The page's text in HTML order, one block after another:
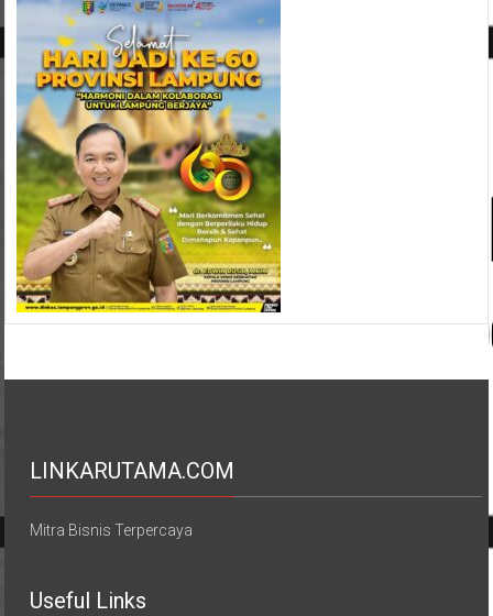
LINKARUTAMA.COM
Mitra Bisnis Terpercaya
Useful Links